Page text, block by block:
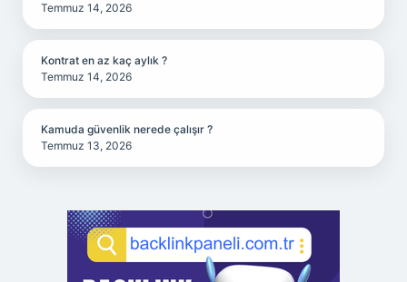
Temmuz 14, 2026
Kontrat en az kaç aylık ?
Temmuz 14, 2026
Kamuda güvenlik nerede çalışır ?
Temmuz 13, 2026